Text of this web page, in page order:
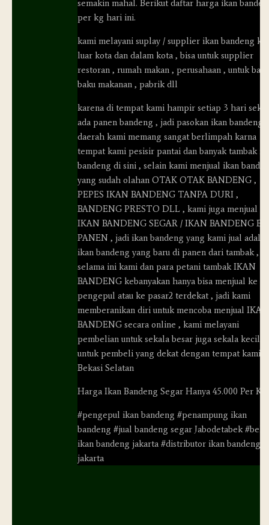
semakin mahal. Berikut daftar harga ikan
per kg hari ini.
kami melayani suplay / supplier ikan bandeng ke
luar kota dan dalam kota , bisa untuk supplier
restoran , rumah makan , perusahaan , untuk
baku makanan , pabrik dll
karena di tempat kami hampir setiap 3 hari
ada panen bandeng , jadi pasokan ikan bandeng
daerah kami memang sangat berlimpah karna
tempat kami pesisir pantai dan banyak tambak
bandeng di sini , selain kami menjual ikan
yang sudah olahan OTAK OTAK BANDENG ,
PEPES IKAN BANDENG TANPA DURI ,
BANDENG PRESTO DLL , kami juga menjual
IKAN BANDENG SEGAR / IKAN BANDENG
PANEN , jadi ikan bandeng yang kami jual
ikan bandeng yang baru di panen dari tambak ,
selama ini kami dan para petani tambak IKAN
BANDENG kebanyakan hanya bisa menjual ke
pengepul atau ke pasar2 terdekat , jadi kami
memberanikan diri untuk mencoba menjual IKAN
BANDENG secara online , kami melayani
pembelian untuk sekala besar juga sekala kecil ,
untuk pembeli yang dekat dengan tempat kami
Bekasi Selatan
Harga Ikan Bandeng Segar Hanya 45.000 Per KG
#pengepul ikan bandeng #penampung ikan
bandeng #jual bandeng segar Jabodetabek #beli
ikan bandeng jakarta #distributor ikan bandeng
jakarta